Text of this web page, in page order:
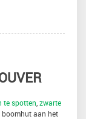
te spotten zwarte
boomhut aan het